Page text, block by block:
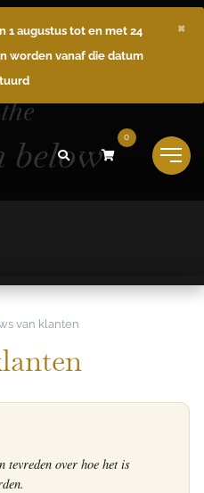
1 augustus tot en met 24
worden vanaf die datum
×
0
below
van klanten
tevreden over hoe het is